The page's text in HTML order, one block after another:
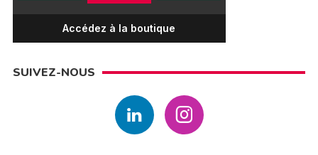
Accédez à la boutique
SUIVEZ-NOUS